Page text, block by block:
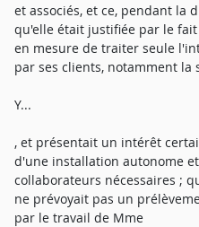
et associés, et ce, pendant la
qu'elle était justifiée par le
en mesure de traiter seule
par ses clients, notamment la
Y...
, et présentait un intérêt
d'une installation autonome
collaborateurs nécessaires ;
ne prévoyait pas un
par le travail de Mme